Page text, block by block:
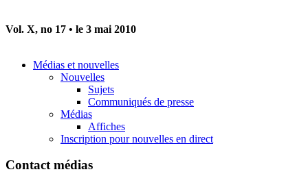
Vol. X, no 17 • le 3 mai 2010
Médias et nouvelles
Nouvelles
Sujets
Communiqués de presse
Médias
Affiches
Inscription pour nouvelles en direct
Contact médias